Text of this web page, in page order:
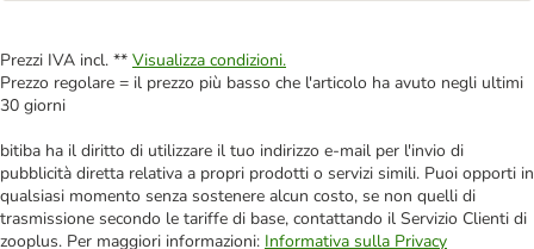
Prezzi IVA incl. ** Visualizza condizioni.
Prezzo regolare = il prezzo più basso che l'articolo ha avuto negli ultimi
30 giorni
bitiba ha il diritto di utilizzare il tuo indirizzo e-mail per l'invio di
pubblicità diretta relativa a propri prodotti o servizi simili. Puoi opporti in
qualsiasi momento senza sostenere alcun costo, se non quelli di
trasmissione secondo le tariffe di base, contattando il Servizio Clienti di
zooplus. Per maggiori informazioni: Informativa sulla Privacy